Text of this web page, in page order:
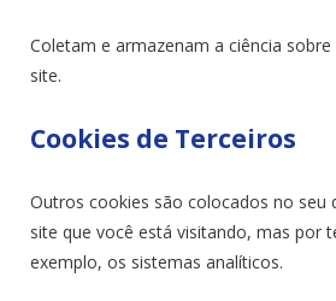
Coletam e armazenam a ciência
site.
Cookies de Terceiros
Outros cookies são colocados no seu
site que você está visitando, mas por
exemplo, os sistemas analíticos.